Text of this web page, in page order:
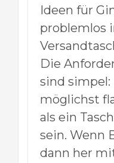
Ideen für
problemlos
Die
sind simpel:
möglichst
als ein
sein. Wenn
dann her